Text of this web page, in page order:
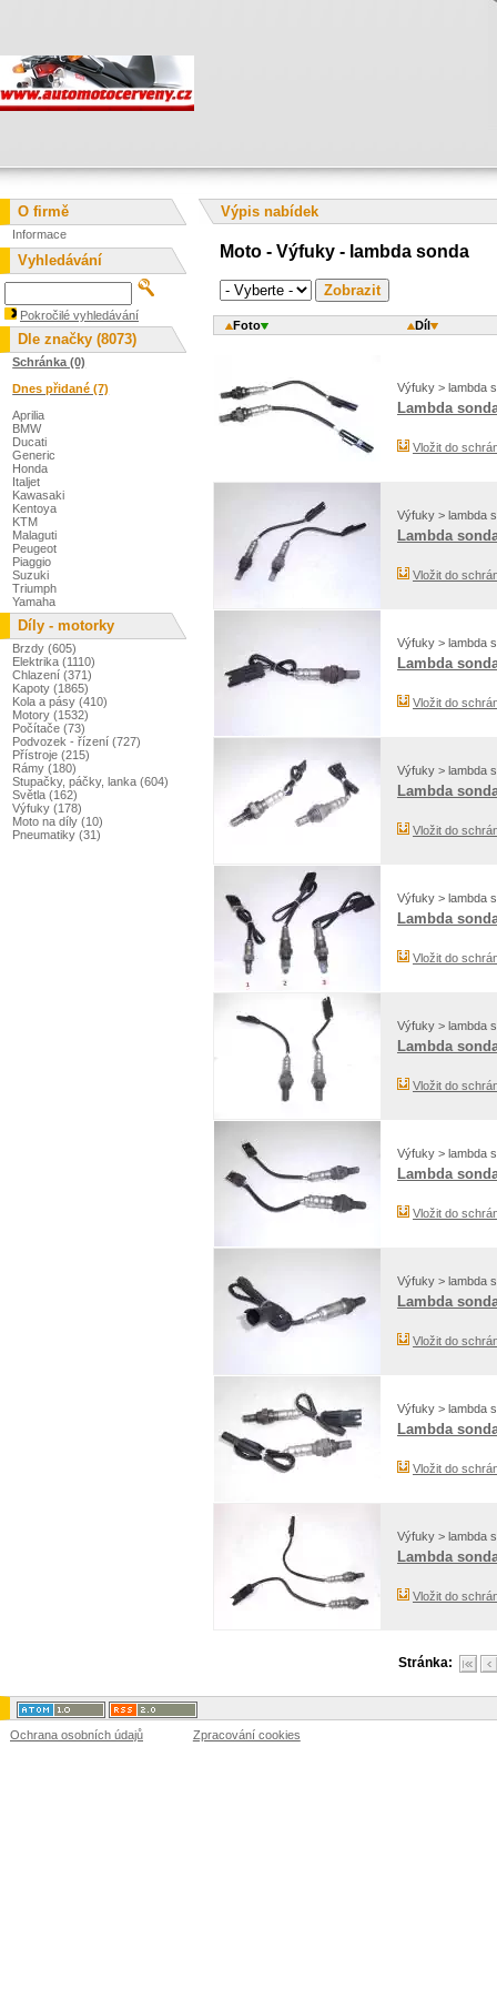
Výpis nabídek
Moto - Výfuky - lambda sonda
Foto Díl
Výfuky > lambda
Lambda
Vložit do
Výfuky > lambda
Lambda
Vložit do
Výfuky > lambda
Lambda
Vložit do
Výfuky > lambda
Lambda
Vložit do
Výfuky > lambda
Lambda
Vložit do
Výfuky > lambda
Lambda
Vložit do
Výfuky > lambda
Lambda
Vložit do
Výfuky > lambda
Lambda
Vložit do
Výfuky > lambda
Lambda
Vložit do
Výfuky > lambda
Lambda
Vložit do
Stránka:
O firmě
Informace
Vyhledávání
Pokročilé vyhledávání
Dle značky (8073)
Schránka (0)
Dnes přidané (7)
Aprilia
BMW
Ducati
Generic
Honda
Italjet
Kawasaki
Kentoya
KTM
Malaguti
Peugeot
Piaggio
Suzuki
Triumph
Yamaha
Díly - motorky
Brzdy (605)
Elektrika (1110)
Chlazení (371)
Kapoty (1865)
Kola a pásy (410)
Motory (1532)
Počítače (73)
Podvozek - řízení (727)
Přístroje (215)
Rámy (180)
Stupačky, páčky, lanka (604)
Světla (162)
Výfuky (178)
Moto na díly (10)
Pneumatiky (31)
Ochrana osobních údajů Zpracování cookies